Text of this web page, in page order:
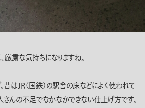
厳粛な気持ちになりますね。
昔はJR（国鉄）の駅舎の床などによく使われて
んの不足でなかなかできない仕上げ方です。